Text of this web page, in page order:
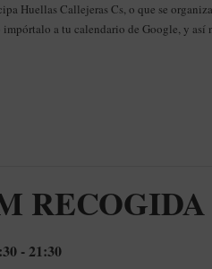
Huellas Callejeras Cs, o que se
a tu calendario de Google, y así
-21:30